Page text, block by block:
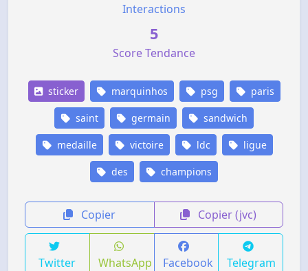
Interactions
5
Score Tendance
sticker marquinhos psg paris
saint germain sandwich
medaille victoire ldc ligue
des champions
Copier Copier (jvc)
Twitter WhatsApp Facebook Telegram